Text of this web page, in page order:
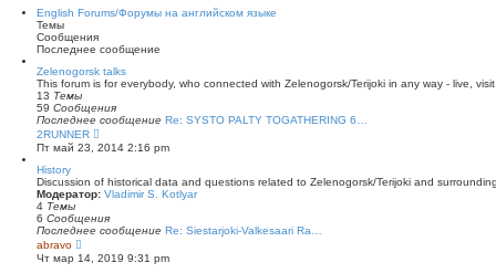
н
е
у
с
о
б
щ
е
н
и
ю
й
и
к
п
о
с
е
д
н
е
с
о
б
щ
н
English Forums/Форумы на английском языке
Темы
Сообщения
Последнее сообщение
Zelenogorsk talks
This forum is for everybody, who connected with Zelenogorsk/Terijoki in any way - live,
13 Темы
59 Сообщения
Последнее сообщение Re: SYSTO PALTY TOGATHERING 6…
2RUNNER
е
р
й
т
к
п
с
л
Пт май 23, 2014 2:16 pm
History
Discussion of historical data and questions related to Zelenogorsk/Terijoki and
Модератор: Vladimir S. Kotlyar
4 Темы
6 Сообщения
Последнее сообщение Re: Siestarjoki-Valkesaari Ra…
abravo
е
р
Чт мар 14, 2019 9:31 pm